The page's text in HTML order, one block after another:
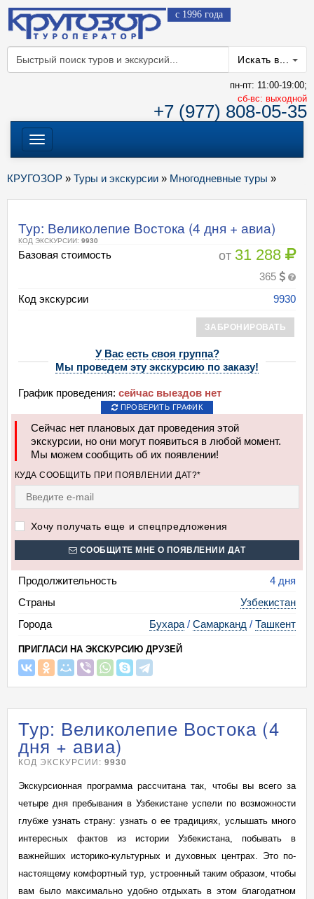
с 1996 года
Искать в...
пн-пт: 11:00-19:00;
cб-вс: выходной
+7 (977) 808-05-35
Меню
КРУГОЗОР » Туры и экскурсии » Многодневные туры »
Тур: Великолепие Востока (4 дня + авиа)
КОД ЭКСКУРСИИ: 9930
Базовая стоимость от 31 288
365
Код экскурсии
9930
ЗАБРОНИРОВАТЬ
У Вас есть своя группа?
Мы проведем эту экскурсию по заказу!
График проведения: сейчас выездов нет
ПРОВЕРИТЬ ГРАФИК
Сейчас нет плановых дат проведения этой
экскурсии, но они могут появиться в любой момент.
Мы можем сообщить об их появлении!
КУДА СООБЩИТЬ ПРИ ПОЯВЛЕНИИ ДАТ?*
Хочу получать еще и спецпредложения
СООБЩИТЕ МНЕ О ПОЯВЛЕНИИ ДАТ
Продолжительность
4 дня
Страны
Узбекистан
Города
Бухара / Самарканд / Ташкент
ПРИГЛАСИ НА ЭКСКУРСИЮ ДРУЗЕЙ
Тур: Великолепие Востока (4
дня + авиа)
КОД ЭКСКУРСИИ:9930
Экскурсионная программа рассчитана так, чтобы вы всего за
четыре дня пребывания в Узбекистане успели по возможности
глубже узнать страну: узнать о ее традициях, услышать много
интересных фактов из истории Узбекистана, побывать в
важнейших историко-культурных и духовных центрах. Это по-
настоящему комфортный тур, устроенный таким образом, чтобы
вам было максимально удобно отдыхать в этом благодатном